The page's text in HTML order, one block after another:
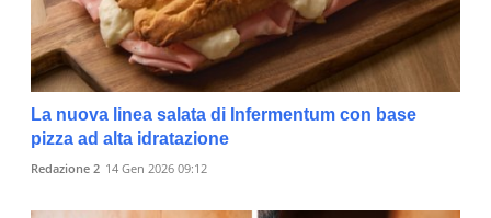
La nuova linea salata di Infermentum con base
pizza ad alta idratazione
Redazione 2 14 Gen 2026 09:12